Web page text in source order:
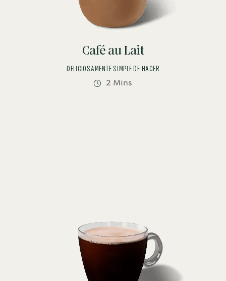
Café au Lait
DELICIOSAMENTE SIMPLE DE HACER
2 Mins